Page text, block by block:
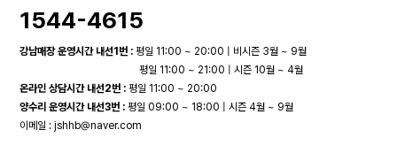
1544-4615
강남매장 운영시간 내선1번 : 평일 11:00 ~ 20:00 | 비시즌 3월 ~ 9월
평일 11:00 ~ 21:00 | 시즌 10월 ~ 4월
온라인 상담시간 내선2번 : 평일 11:00 ~ 20:00
양수리 운영시간 내선3번 : 평일 09:00 ~ 18:00 | 시즌 4월 ~ 9월
이메일 :jshhb@naver.com